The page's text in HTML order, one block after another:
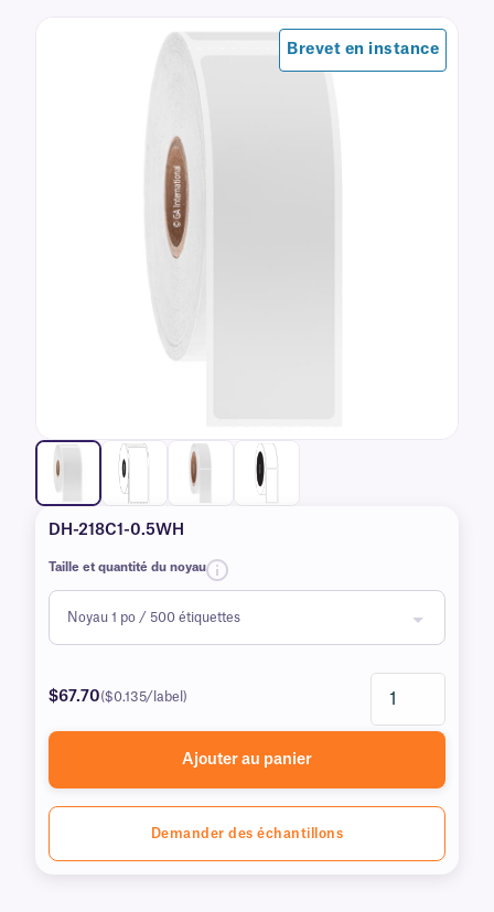
Brevet en instance
DH-218C1-0.5WH
Taille et quantité du noyau
$67.70($0.135/label)
Ajouter au panier
Demander des échantillons